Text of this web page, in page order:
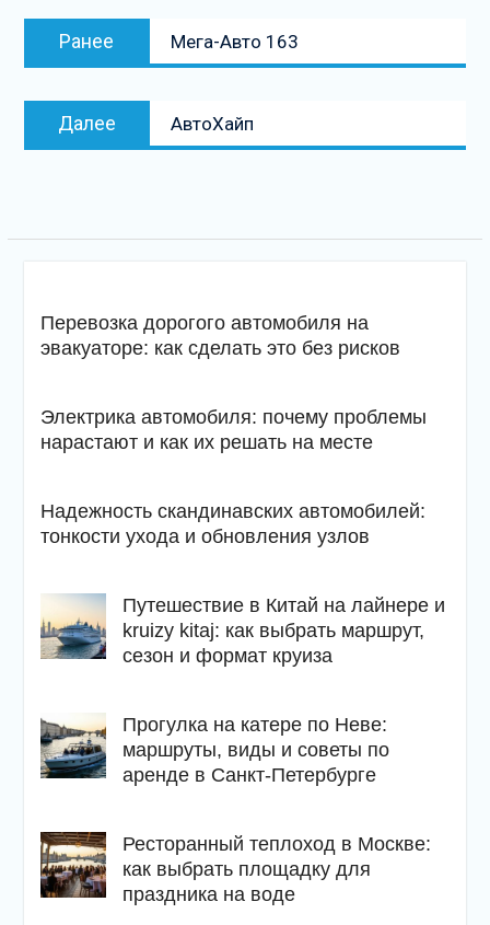
Навигация
Ранее
Предыдущая
запись:
Мега-Авто 163
Далее
Следующая
запись
АвтоХайп
Перевозка дорогого автомобиля на
эвакуаторе: как сделать это без рисков
Электрика автомобиля: почему проблемы
нарастают и как их решать на месте
Надежность скандинавских автомобилей:
тонкости ухода и обновления узлов
Путешествие в Китай на лайнере и
kruizy kitaj: как выбрать маршрут,
сезон и формат круиза
Прогулка на катере по Неве:
маршруты, виды и советы по
аренде в Санкт-Петербурге
Ресторанный теплоход в Москве:
как выбрать площадку для
праздника на воде